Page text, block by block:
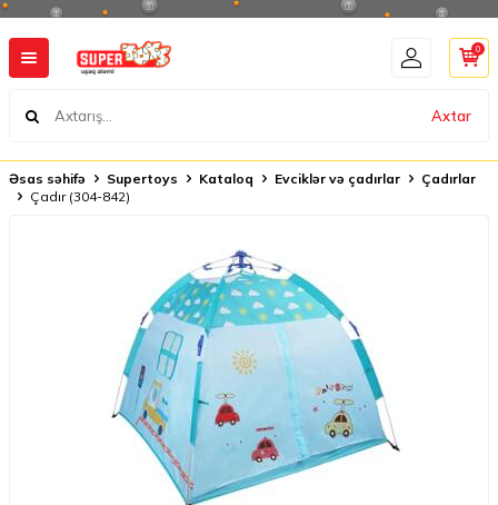
Axtar
0
Əsas səhifə Supertoys Kataloq Evciklər və çadırlar
Çadırlar
Çadır (304-842)